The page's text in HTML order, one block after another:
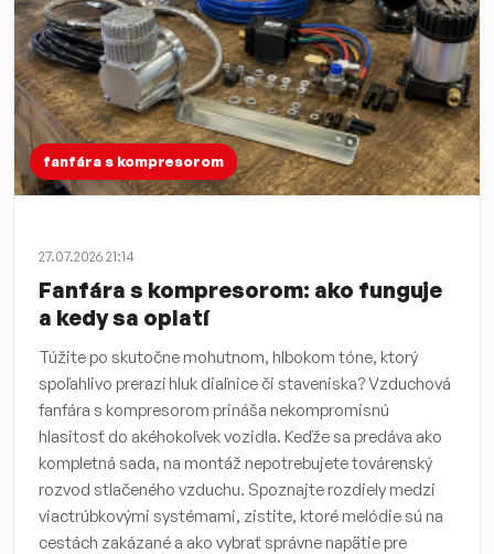
fanfára s kompresorom
27.07.2026 21:14
Fanfára s kompresorom: ako funguje
a kedy sa oplatí
Túžite po skutočne mohutnom, hlbokom tóne, ktorý
spoľahlivo prerazí hluk diaľnice či staveniska? Vzduchová
fanfára s kompresorom prináša nekompromisnú
hlasitosť do akéhokoľvek vozidla. Keďže sa predáva ako
kompletná sada, na montáž nepotrebujete továrenský
rozvod stlačeného vzduchu. Spoznajte rozdiely medzi
viactrúbkovými systémami, zistite, ktoré melódie sú na
cestách zakázané a ako vybrať správne napätie pre